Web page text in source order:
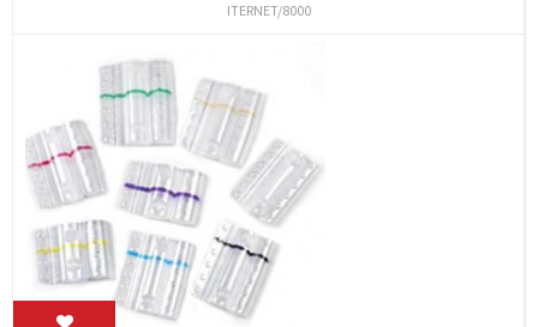
ITERNET/8000